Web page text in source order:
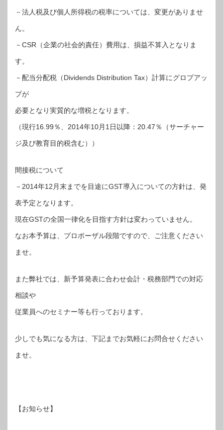
－法人税及び個人所得税の税率については、変更がありませ
ん。
－CSR（企業の社会的責任）費用は、損益不算入となりま
す。
－配当分配税（Dividends Distribution Tax）計算にグロプアッ
プが
必要となり実質的な増税となります。
（現行16.99％、2014年10月1日以降：20.47％（サーチャー
ジ及び教育目的税含む））
間接税について
－2014年12月末までを目途にGST導入についての方針は、発
表予定となります。
現在GSTの全国一律化を目指す方針は変わっていません。
なお本予算は、プロポーザル段階ですので、ご注意ください
ませ。
また弊社では、新予算発表に合わせ会計・税務部門での対応
相談や
従業員へのセミナー等も行っております。
少しでも気になる方は、下記までお気軽にお問合せください
ませ。
【お知らせ】